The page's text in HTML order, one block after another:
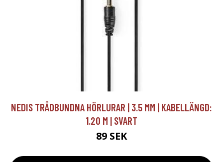
NEDIS TRÅDBUNDNA HÖRLURAR | 3.5 MM | KABELLÄNGD:
1.20 M | SVART
89 SEK